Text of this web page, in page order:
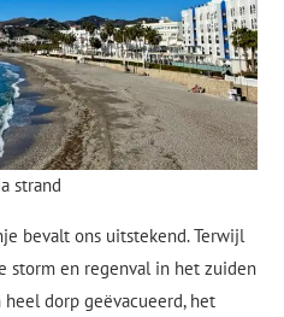
strand
bevalt ons uitstekend. Terwijl
storm en regenval in het zuiden
dorp geëvacueerd, het